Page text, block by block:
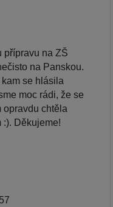
přípravu na ZŠ
na Panskou.
se hlásila
moc rádi, že se
opravdu chtěla
:). Děkujeme!